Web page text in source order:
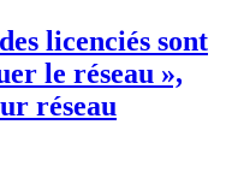
licenciés sont
le réseau »,
réseau